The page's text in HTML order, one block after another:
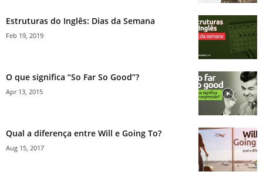
Estruturas do Inglês: Dias da Semana
Feb 19, 2019
O que significa “So Far So Good”?
Apr 13, 2015
Qual a diferença entre Will e Going To?
Aug 15, 2017